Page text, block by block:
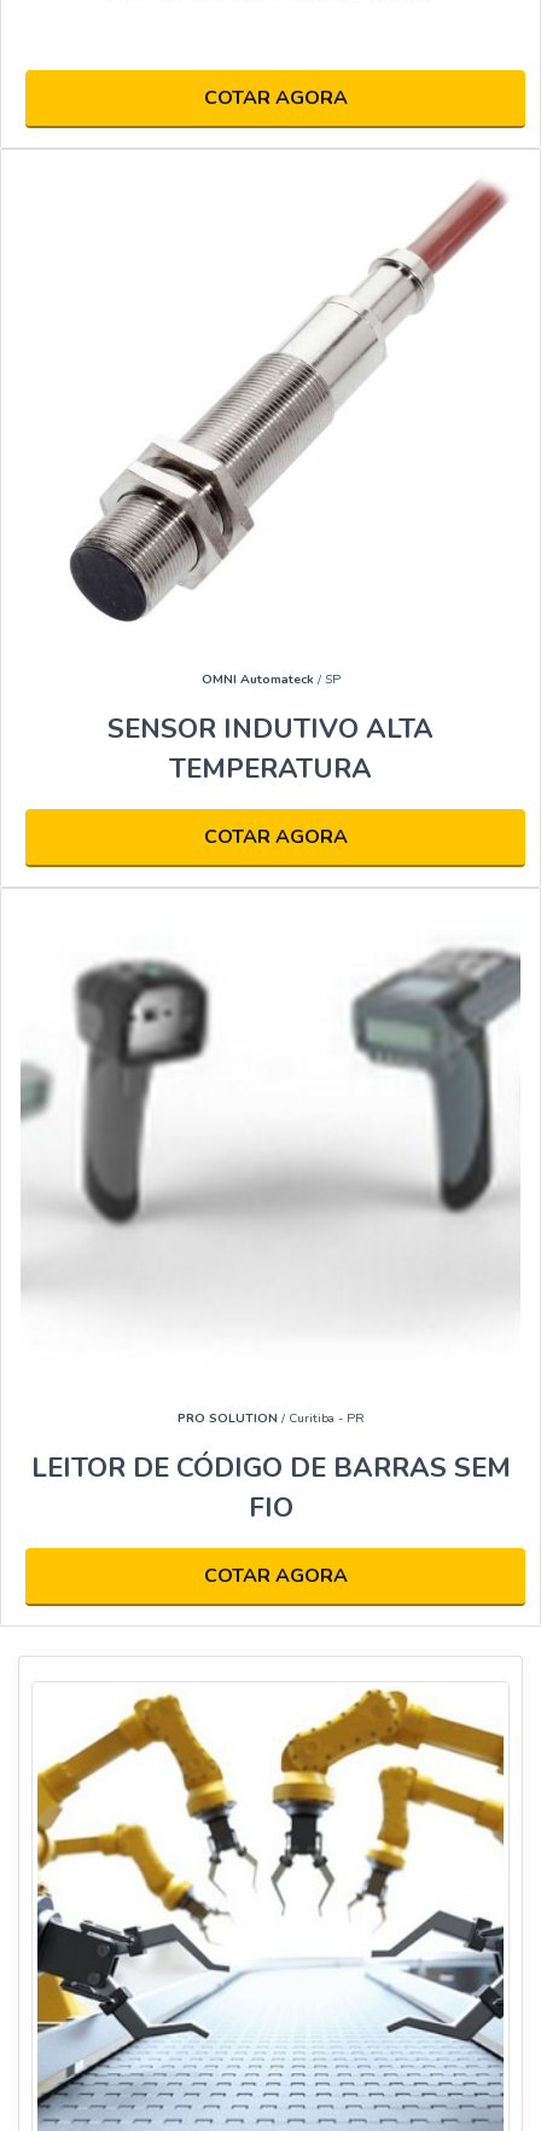
COTAR AGORA
OMNI Automateck/ SP
SENSOR INDUTIVO ALTA
TEMPERATURA
COTAR AGORA
PRO SOLUTION / Curitiba - PR
LEITOR DE CÓDIGO DE BARRAS SEM
FIO
COTAR AGORA